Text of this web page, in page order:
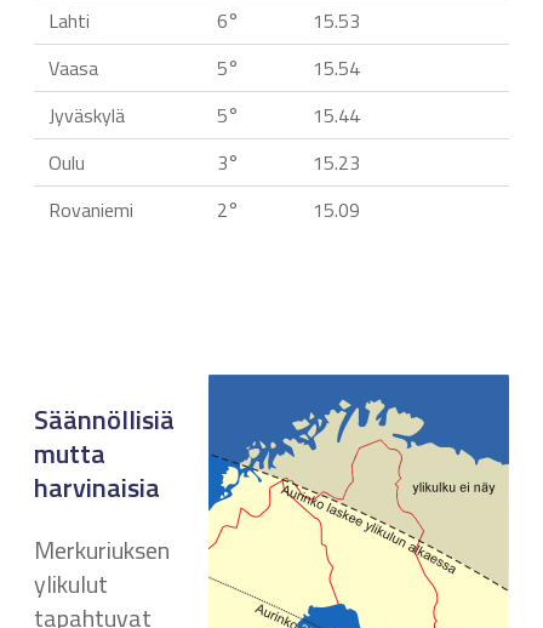
Lahti
6°
15.53
Vaasa
5°
15.54
Jyväskylä
5°
15.44
Oulu
3°
15.23
Rovaniemi
2° 15.09
Säännöllisiä
mutta
harvinaisia
Merkuriuksen
ylikulut
tapahtuvat